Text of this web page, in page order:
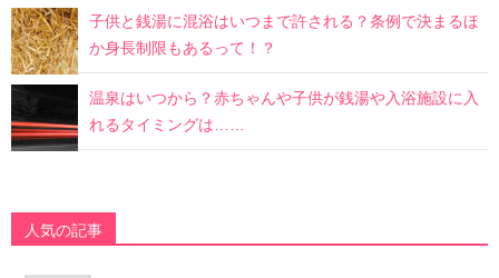
子供と銭湯に混浴はいつまで許される？条例で決まるほ
か身長制限もあるって！？
温泉はいつから？赤ちゃんや子供が銭湯や入浴施設に入
れるタイミングは……
人気の記事